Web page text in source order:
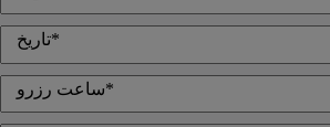
تاریخ*
ساعت رزرو*